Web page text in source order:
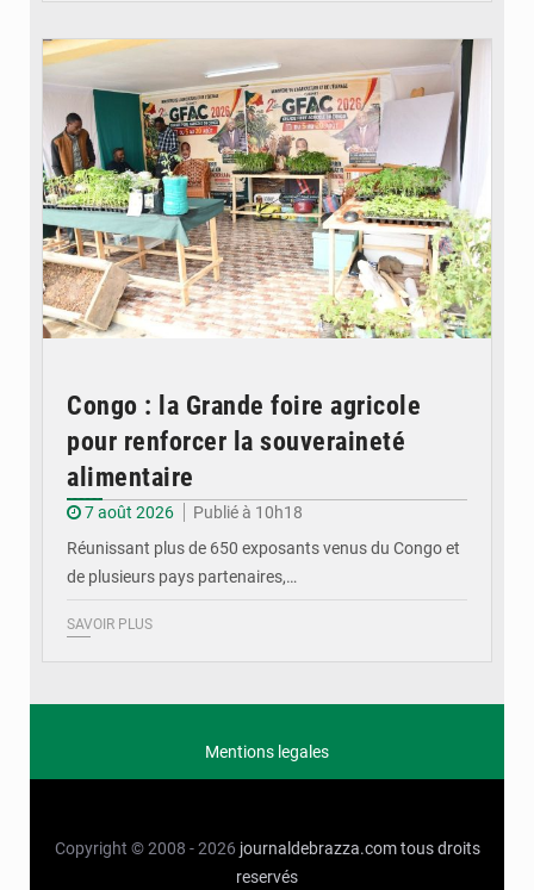
Congo : la Grande foire agricole
pour renforcer la souveraineté
alimentaire
7 août 2026
Publié à 10h18
Réunissant plus de 650 exposants venus du Congo et
de plusieurs pays partenaires,…
SAVOIR PLUS
Mentions legales
Copyright © 2008 - 2026 journaldebrazza.com tous droits
reservés